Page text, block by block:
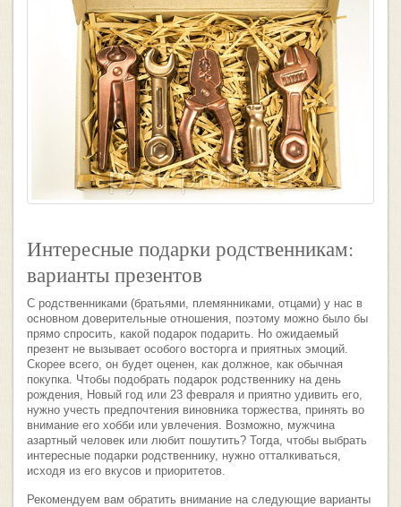
Интересные подарки родственникам:
варианты презентов
С родственниками (братьями, племянниками, отцами) у нас в
основном доверительные отношения, поэтому можно было бы
прямо спросить, какой подарок подарить. Но ожидаемый
презент не вызывает особого восторга и приятных эмоций.
Скорее всего, он будет оценен, как должное, как обычная
покупка. Чтобы подобрать подарок родственнику на день
рождения, Новый год или 23 февраля и приятно удивить его,
нужно учесть предпочтения виновника торжества, принять во
внимание его хобби или увлечения. Возможно, мужчина
азартный человек или любит пошутить? Тогда, чтобы выбрать
интересные подарки родственнику, нужно отталкиваться,
исходя из его вкусов и приоритетов.
Рекомендуем вам обратить внимание на следующие варианты